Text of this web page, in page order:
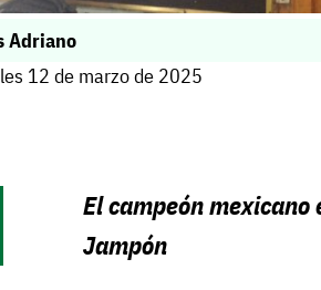
Adriano
12 de marzo de 2025
El campeón
Jampón